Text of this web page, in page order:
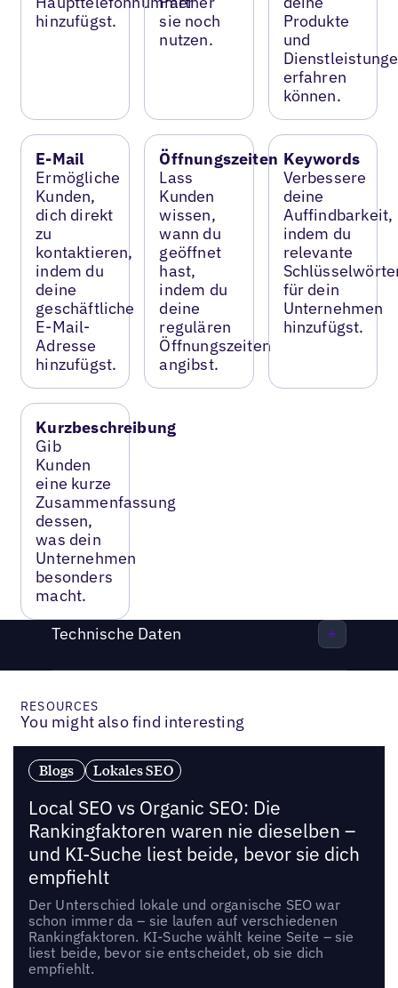
hinzufügst.
sie noch
nutzen.
Produkte
und
erfahren
können.
E-Mail
Ermögliche
Kunden,
dich direkt
zu
kontaktieren,
indem du
deine
geschäftliche
E-Mail-
Adresse
hinzufügst.
Öffnungszeiten
Lass
Kunden
wissen,
wann du
geöffnet
hast,
indem du
deine
regulären
Öffnungszeiten
angibst.
Keywords
Verbessere
deine
Auffindbarkeit,
indem du
relevante
für dein
Unternehmen
hinzufügst.
Kurzbeschreibung
Gib
Kunden
eine kurze
Zusammenfassung
dessen,
was dein
Unternehmen
besonders
macht.
Technische Daten
RESOURCES
You might also find interesting
Blogs Lokales SEO
Local SEO vs Organic SEO: Die
Rankingfaktoren waren nie dieselben –
und KI-Suche liest beide, bevor sie dich
empfiehlt
Der Unterschied lokale und organische SEO war
schon immer da – sie laufen auf verschiedenen
Rankingfaktoren. KI-Suche wählt keine Seite – sie
liest beide, bevor sie entscheidet, ob sie dich
empfiehlt.